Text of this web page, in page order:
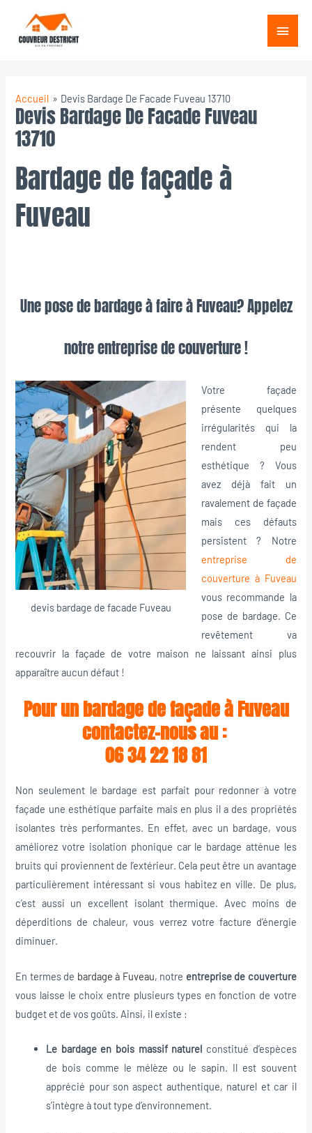
contenu
Menu
Accueil Devis Bardage De Facade Fuveau 13710
Devis Bardage De Facade Fuveau
13710
Bardage de façade à
Fuveau
Une pose de bardage à faire à Fuveau? Appelez
notre entreprise de couverture !
devis bardage de facade Fuveau
Votre façade
présente quelques
irrégularités qui la
rendent peu
esthétique ? Vous
avez déjà fait un
ravalement de façade
mais ces défauts
persistent ? Notre
entreprise de
couverture à Fuveau
vous recommande la
pose de bardage. Ce
revêtement va
recouvrir la façade de votre maison ne laissant ainsi plus
apparaître aucun défaut !
Pour un bardage de façade à Fuveau
contactez-nous au :
06 34 22 18 81
Non seulement le bardage est parfait pour redonner à votre
façade une esthétique parfaite mais en plus il a des propriétés
isolantes très performantes. En effet, avec un bardage, vous
améliorez votre isolation phonique car le bardage atténue les
bruits qui proviennent de l’extérieur. Cela peut être un avantage
particulièrement intéressant si vous habitez en ville. De plus,
c’est aussi un excellent isolant thermique. Avec moins de
déperditions de chaleur, vous verrez votre facture d’énergie
diminuer.
En termes de bardage à Fuveau, notre entreprise de couverture
vous laisse le choix entre plusieurs types en fonction de votre
budget et de vos goûts. Ainsi, il existe :
Le bardage en bois massif naturel constitué d’espèces
de bois comme le mélèze ou le sapin. Il est souvent
apprécié pour son aspect authentique, naturel et car il
s’intègre à tout type d’environnement.